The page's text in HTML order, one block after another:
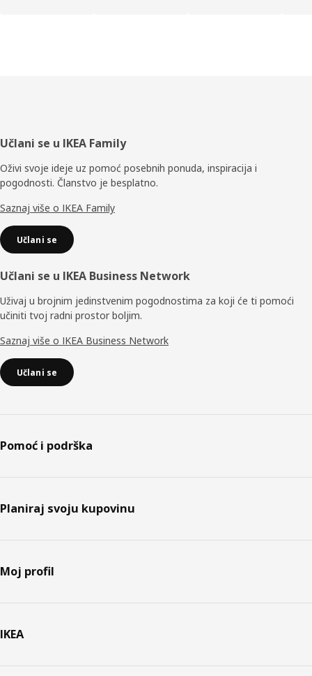
Podnožje
Učlani se u IKEA Family
Oživi svoje ideje uz pomoć posebnih ponuda, inspiracija i
pogodnosti. Članstvo je besplatno.
Saznaj više o IKEA Family
Učlani se
Učlani se u IKEA Business Network
Uživaj u brojnim jedinstvenim pogodnostima za koji će ti pomoći
učiniti tvoj radni prostor boljim.
Saznaj više o IKEA Business Network
Učlani se
Pomoć i podrška
Planiraj svoju kupovinu
Moj profil
IKEA